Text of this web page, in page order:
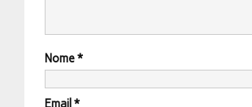
Nome*
Email *